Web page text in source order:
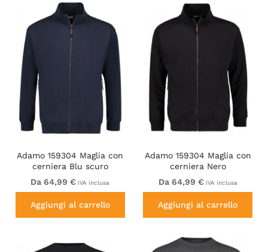
Adamo 159304 Maglia con
cerniera Blu scuro
Da 64,99 € IVA inclusa
Aggiungi al carrello
Adamo 159304 Maglia con
cerniera Nero
Da 64,99 € IVA inclusa
Aggiungi al carrello